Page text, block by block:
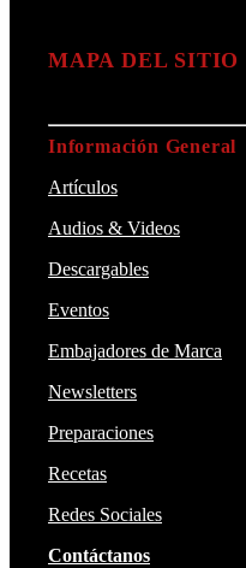
MAPA DEL SITIO
Información General
Artículos
Audios & Videos
Descargables
Eventos
Embajadores de Marca
Newsletters
Preparaciones
Recetas
Redes Sociales
Contáctanos